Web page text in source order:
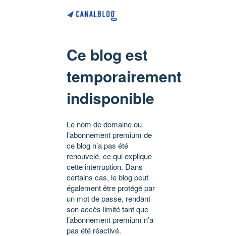
Ce blog est
temporairement
indisponible
Le nom de domaine ou
l’abonnement premium de
ce blog n’a pas été
renouvelé, ce qui explique
cette interruption. Dans
certains cas, le blog peut
également être protégé par
un mot de passe, rendant
son accès limité tant que
l’abonnement premium n’a
pas été réactivé.